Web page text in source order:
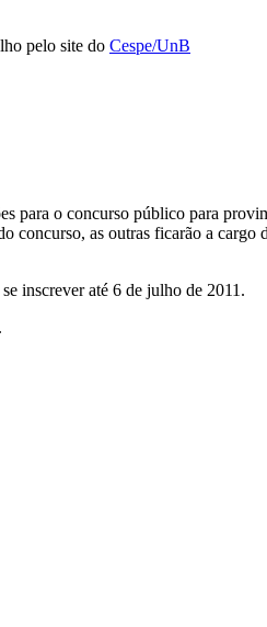
pelo site do Cespe/UnB
para o concurso público para
as outras ficarão a
inscrever até 6 de julho de 2011.